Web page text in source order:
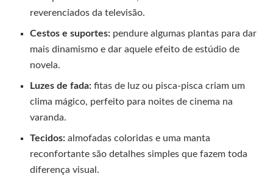
reverenciados da televisão.
Cestos e suportes: pendure algumas plantas para dar
mais dinamismo e dar aquele efeito de estúdio de
novela.
Luzes de fada: fitas de luz ou pisca-pisca criam um
clima mágico, perfeito para noites de cinema na
varanda.
Tecidos: almofadas coloridas e uma manta
reconfortante são detalhes simples que fazem toda
diferença visual.